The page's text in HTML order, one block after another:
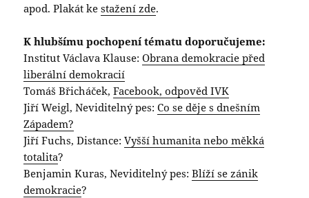
apod. Plakát kestažení zde.
K hlubšímu pochopení tématu doporučujeme:
Institut Václava Klause:Obrana demokracie před
liberální demokracií
Tomáš Břicháček,Facebook, odpověd IVK
Jiří Weigl, Neviditelný pes:Co se děje s dnešním
Západem?
Jiří Fuchs, Distance:Vyšší humanita nebo měkká
totalita?
Benjamin Kuras, Neviditelný pes:Blíží se zánik
demokracie?